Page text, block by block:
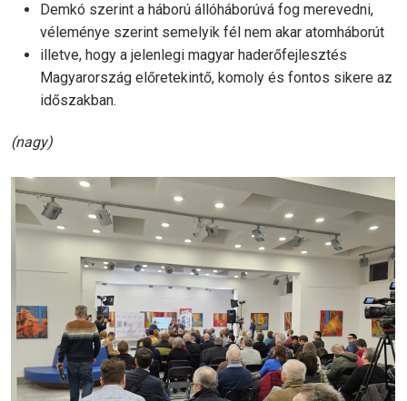
Demkó szerint a háború állóháborúvá fog merevedni,
véleménye szerint semelyik fél nem akar atomháborút
illetve, hogy a jelenlegi magyar haderőfejlesztés
Magyarország előretekintő, komoly és fontos sikere az
időszakban.
(nagy)